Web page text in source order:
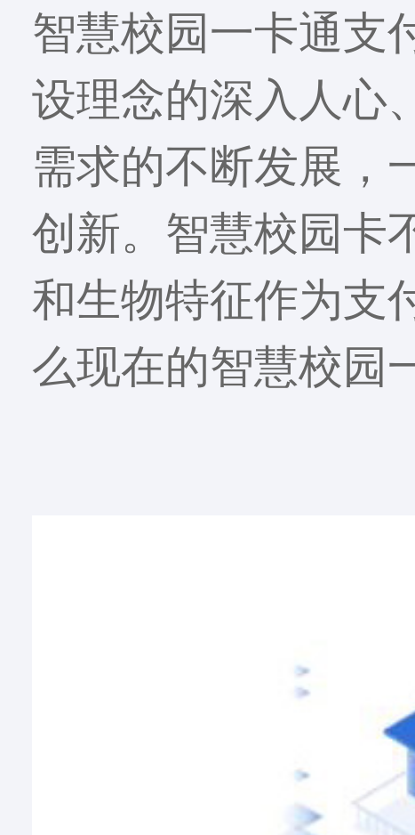
智慧校园一卡通支
设理念的深入人心
需求的不断发展，
创新。智慧校园卡
和生物特征作为支
么现在的智慧校园